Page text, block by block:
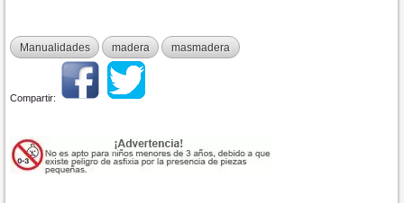
Manualidades madera masmadera
Compartir: